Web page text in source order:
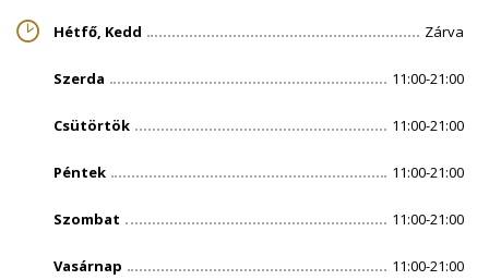
Hétfő, Kedd Zárva
Szerda 11:00-21:00
Csütörtök 11:00-21:00
Péntek 11:00-21:00
Szombat 11:00-21:00
Vasárnap 11:00-21:00